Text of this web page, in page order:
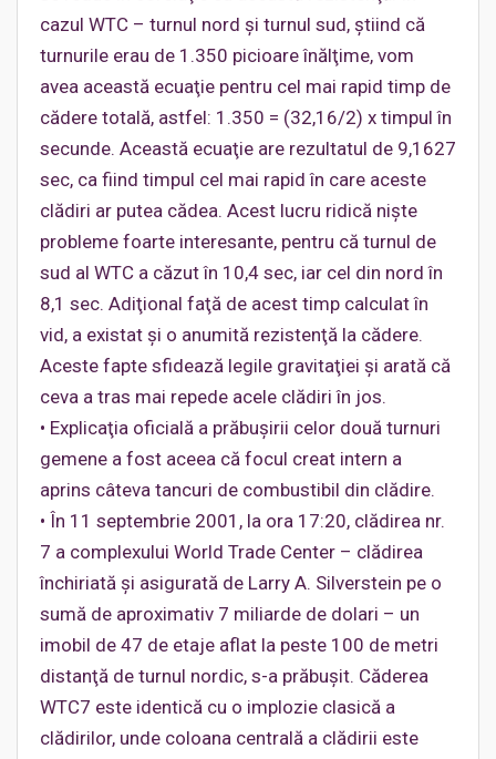
cazul WTC – turnul nord şi turnul sud, ştiind că
turnurile erau de 1.350 picioare înălţime, vom
avea această ecuaţie pentru cel mai rapid timp de
cădere totală, astfel: 1.350 = (32,16/2) x timpul în
secunde. Această ecuaţie are rezultatul de 9,1627
sec, ca fiind timpul cel mai rapid în care aceste
clădiri ar putea cădea. Acest lucru ridică nişte
probleme foarte interesante, pentru că turnul de
sud al WTC a căzut în 10,4 sec, iar cel din nord în
8,1 sec. Adiţional faţă de acest timp calculat în
vid, a existat şi o anumită rezistenţă la cădere.
Aceste fapte sfidează legile gravitaţiei şi arată că
ceva a tras mai repede acele clădiri în jos.
• Explicaţia oficială a prăbuşirii celor două turnuri
gemene a fost aceea că focul creat intern a
aprins câteva tancuri de combustibil din clădire.
• În 11 septembrie 2001, la ora 17:20, clădirea nr.
7 a complexului World Trade Center – clădirea
închiriată şi asigurată de Larry A. Silverstein pe o
sumă de aproximativ 7 miliarde de dolari – un
imobil de 47 de etaje aflat la peste 100 de metri
distanţă de turnul nordic, s-a prăbuşit. Căderea
WTC7 este identică cu o implozie clasică a
clădirilor, unde coloana centrală a clădirii este